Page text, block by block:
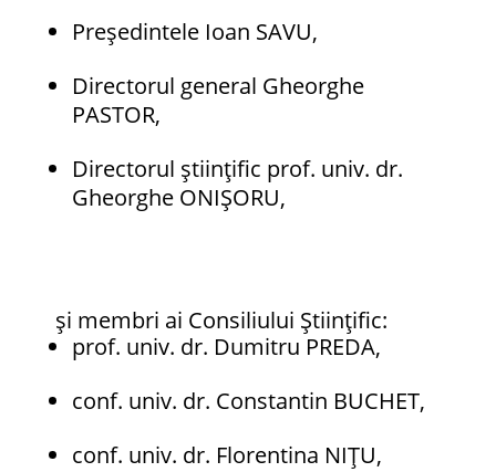
Președintele Ioan SAVU,
Directorul general Gheorghe
PASTOR,
Directorul științific prof. univ. dr.
Gheorghe ONIȘORU,
și membri ai Consiliului Științific:
prof. univ. dr. Dumitru PREDA,
conf. univ. dr. Constantin BUCHET,
conf. univ. dr. Florentina NIȚU,